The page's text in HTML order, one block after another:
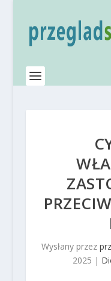
Wysłany przez
2025 |